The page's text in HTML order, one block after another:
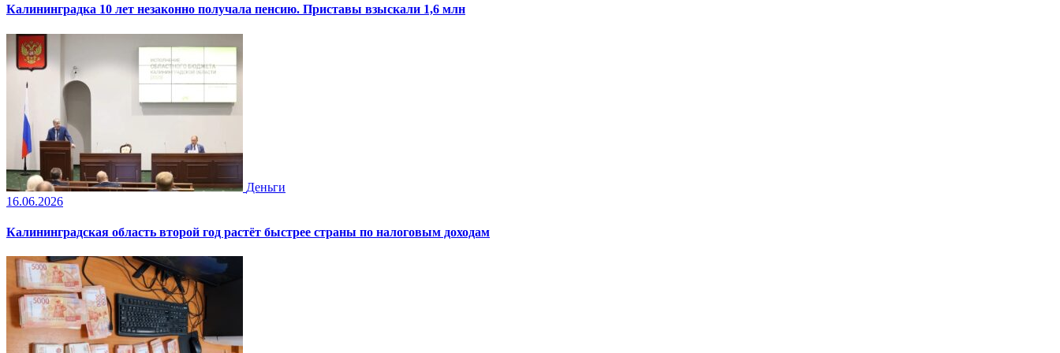
Калининградка 10 лет незаконно получала пенсию. Приставы взыскали 1,6 млн
Деньги
16.06.2026
Калининградская область второй год растёт быстрее страны по налоговым доходам